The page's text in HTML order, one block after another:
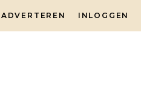
ADVERTEREN INLOGGEN